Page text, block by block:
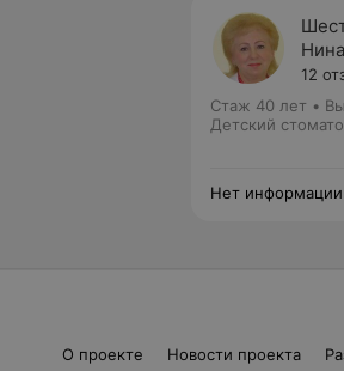
12
Стаж 40 лет •
Детский
Нет
О проекте Новости проекта